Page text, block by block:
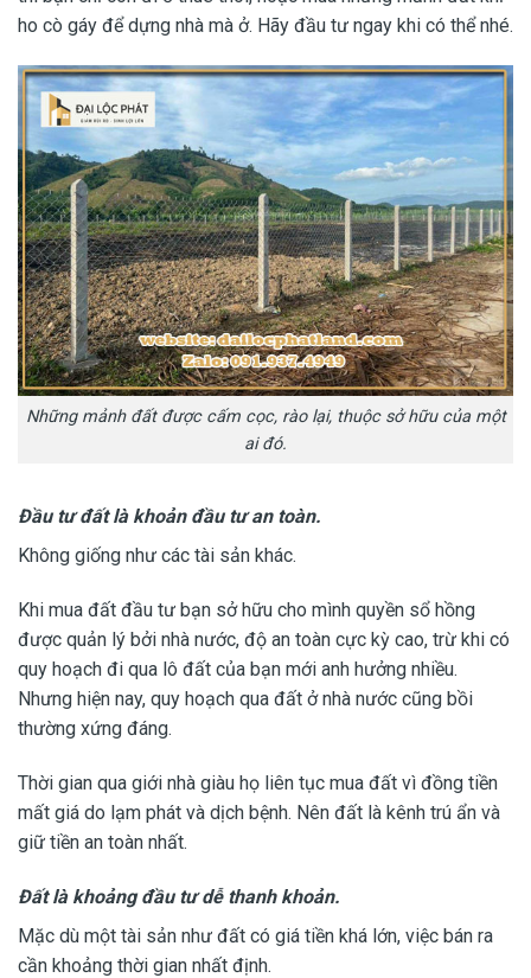
ho cò gáy để dựng nhà mà ở. Hãy đầu tư ngay khi có thể nhé.
Những mảnh đất được cấm cọc, rào lại, thuộc sở hữu của một
ai đó.
Đầu tư đất là khoản đầu tư an toàn.
Không giống như các tài sản khác.
Khi mua đất đầu tư bạn sở hữu cho mình quyền sổ hồng
được quản lý bởi nhà nước, độ an toàn cực kỳ cao, trừ khi có
quy hoạch đi qua lô đất của bạn mới anh hưởng nhiều.
Nhưng hiện nay, quy hoạch qua đất ở nhà nước cũng bồi
thường xứng đáng.
Thời gian qua giới nhà giàu họ liên tục mua đất vì đồng tiền
mất giá do lạm phát và dịch bệnh. Nên đất là kênh trú ẩn và
giữ tiền an toàn nhất.
Đất là khoảng đầu tư dễ thanh khoản.
Mặc dù một tài sản như đất có giá tiền khá lớn, việc bán ra
cần khoảng thời gian nhất định.